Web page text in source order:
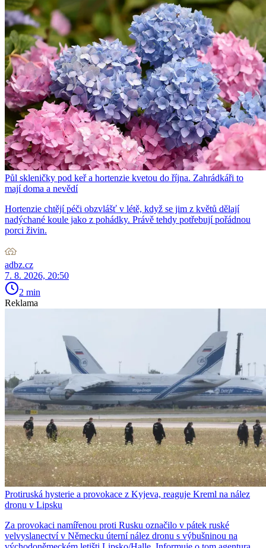
Půl skleničky pod keř a hortenzie kvetou do října. Zahrádkáři to
mají doma a nevědí
Hortenzie chtějí péči obzvlášť v létě, když se jim z květů dělají
nadýchané koule jako z pohádky. Právě tehdy potřebují pořádnou
porci živin.
adbz.cz
7. 8. 2026, 20:50
2 min
Reklama
Protiruská hysterie a provokace z Kyjeva, reaguje Kreml na nález
dronu v Lipsku
Za provokaci namířenou proti Rusku označilo v pátek ruské
velvyslanectví v Německu úterní nález dronu s výbušninou na